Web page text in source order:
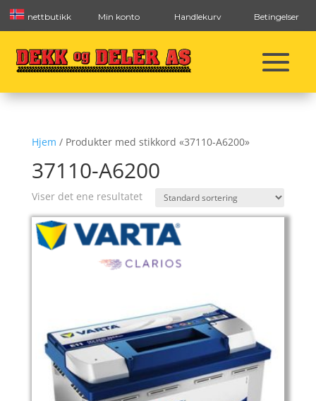
nettbutikk Min konto Handlekurv Betingelser
Hjem / Produkter med stikkord «37110-A6200»
37110-A6200
Viser det ene resultatet